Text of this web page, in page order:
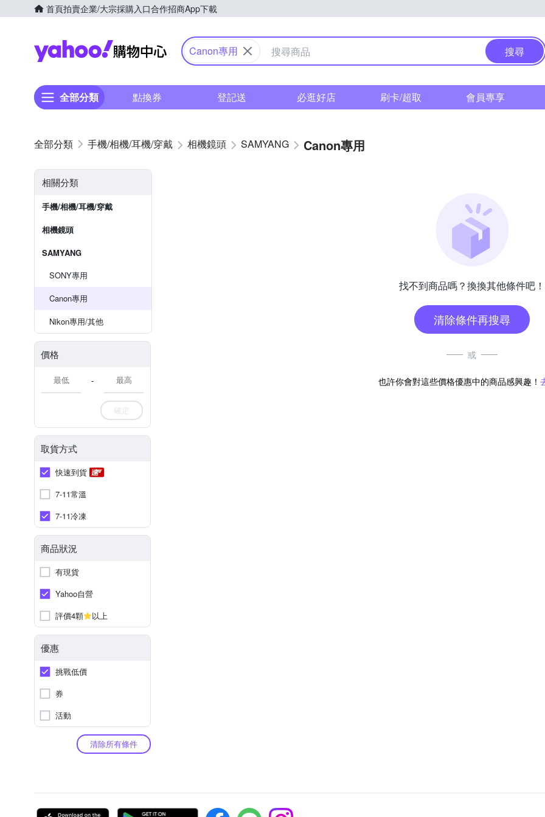
首頁拍賣企業/大宗採購入口合作招商App下載
Yahoo購物中心
Canon專用 搜尋
全部分類 點換券 登記送 必逛好店 刷卡/超取 會員專享
手機/相機/耳機/穿戴 相機鏡頭 SAMYANG Canon專用
相關分類
手機/相機/耳機/穿戴
相機鏡頭
SAMYANG
SONY專用
Canon專用
Nikon專用/其他
價格
-
確定
取貨方式
快速到貨
7-11常溫
7-11冷凍
商品狀況
有現貨
Yahoo自營
評價4顆
以上
優惠
挑戰低價
券
活動
清除所有條件
找不到商品嗎？換換其他條件吧！
清除條件再搜尋
或
也許你會對這些價格優惠中的商品感興趣！